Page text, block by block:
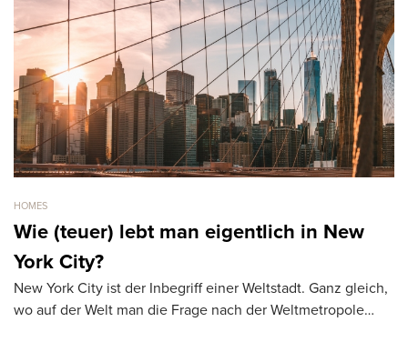
HOMES
Wie (teuer) lebt man eigentlich in New
York City?
New York City ist der Inbegriff einer Weltstadt. Ganz gleich,
wo auf der Welt man die Frage nach der Weltmetropole…